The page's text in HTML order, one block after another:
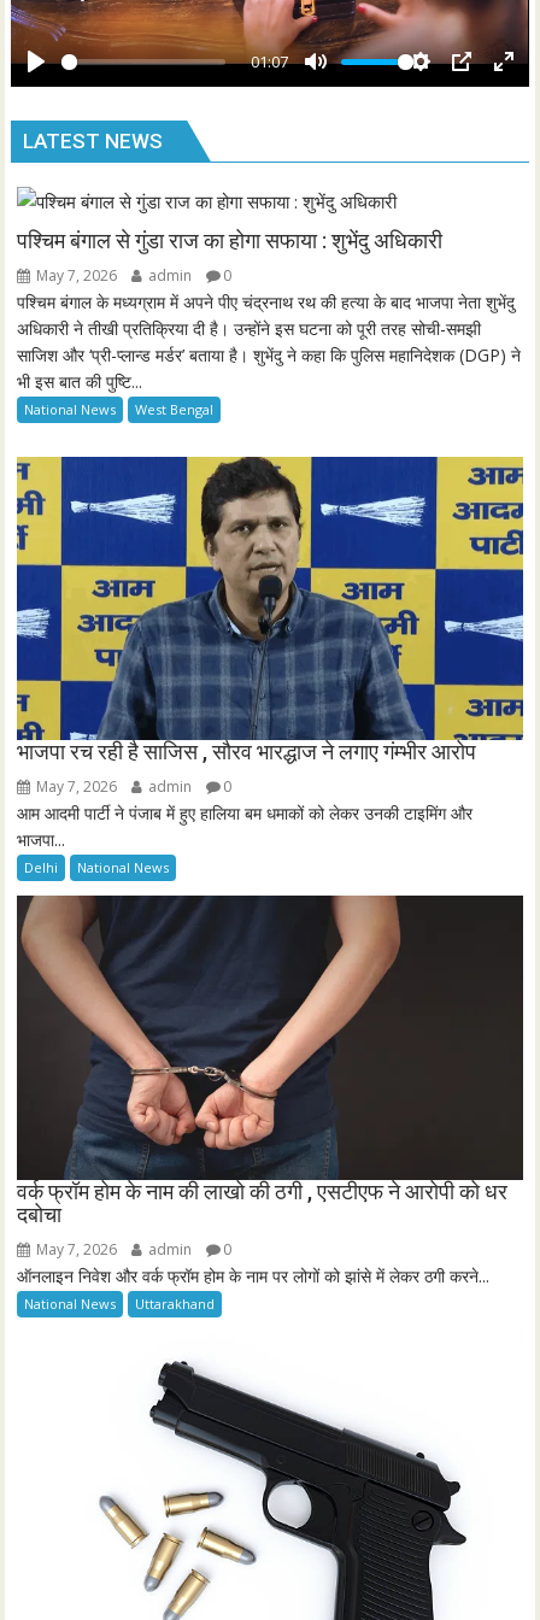
e
e
P
l
a
01:07
M
S
n
s
P
E
l
s
e
n
a
y
LATEST NEWS
पश्चिम बंगाल से गुंडा राज का होगा सफाया : शुभेंदु अधिकारी
May 7, 2026 admin 0
पश्चिम बंगाल के मध्यग्राम में अपने पीए चंद्रनाथ रथ की हत्या के बाद भाजपा नेता शुभेंदु
अधिकारी ने तीखी प्रतिक्रिया दी है। उन्होंने इस घटना को पूरी तरह सोची-समझी
साजिश और ‘प्री-प्लान्ड मर्डर’ बताया है। शुभेंदु ने कहा कि पुलिस महानिदेशक (DGP) ने
भी इस बात की पुष्टि...
National News West Bengal
भाजपा रच रही है साजिस , सौरव भारद्धाज ने लगाए गंम्भीर आरोप
May 7, 2026 admin 0
आम आदमी पार्टी ने पंजाब में हुए हालिया बम धमाकों को लेकर उनकी टाइमिंग और
भाजपा...
Delhi National News
वर्क फ्रॉम होम के नाम की लाखो की ठगी , एसटीएफ ने आरोपी को धर
दबोचा
May 7, 2026 admin 0
ऑनलाइन निवेश और वर्क फ्रॉम होम के नाम पर लोगों को झांसे में लेकर ठगी करने...
National News Uttarakhand